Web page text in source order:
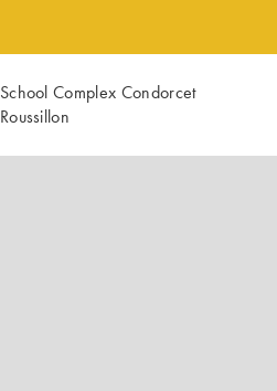
School Complex Condorcet
Roussillon